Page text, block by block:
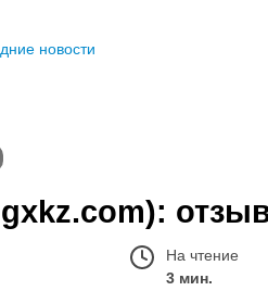
новости
На чтение
3 мин.